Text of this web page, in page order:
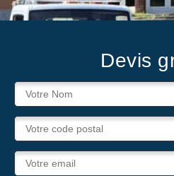
Devis